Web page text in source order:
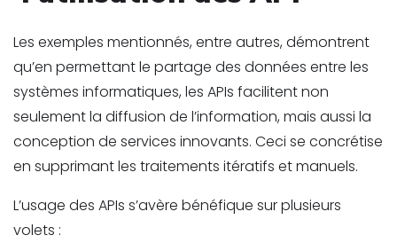
Les exemples mentionnés, entre autres, démontrent
qu’en permettant le partage des données entre les
systèmes informatiques, les APIs facilitent non
seulement la diffusion de l’information, mais aussi la
conception de services innovants. Ceci se concrétise
en supprimant les traitements itératifs et manuels.
L’usage des APIs s’avère bénéfique sur plusieurs
volets :